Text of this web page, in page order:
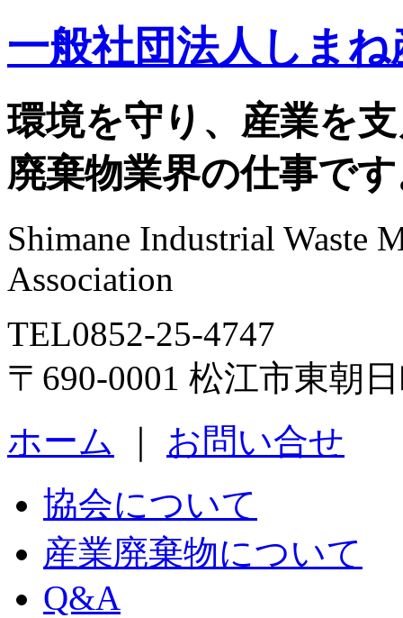
一般社団法人しま
環境を守り、産業を
廃棄物業界の仕事で
Shimane Industrial Waste
Association
TEL0852-25-4747
〒690-0001 松江市東朝
ホーム
お問い合せ
協会について
産業廃棄物について
Q&A